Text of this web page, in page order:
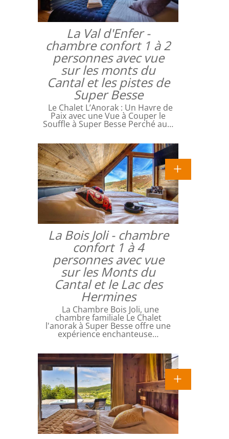
La Val d'Enfer -
chambre confort 1 à 2
personnes avec vue
sur les monts du
Cantal et les pistes de
Super Besse
Le Chalet L’Anorak : Un Havre de
Paix avec une Vue à Couper le
Souffle à Super Besse Perché au…
La Bois Joli - chambre
confort 1 à 4
personnes avec vue
sur les Monts du
Cantal et le Lac des
Hermines
La Chambre Bois Joli, une
chambre familiale Le Chalet
l'anorak à Super Besse offre une
expérience enchanteuse…